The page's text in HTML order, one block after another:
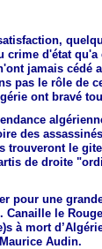
crime d'état
jamais cédé
pas le rôle de
ont bravé
des
trouveront le
de droite
pour une
Canaille le
à mort
Audin.